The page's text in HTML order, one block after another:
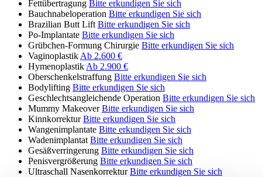
Fettübertragung Bitte erkundigen Sie sich
Bauchnabeloperation Bitte erkundigen Sie sich
Brazilian Butt Lift Bitte erkundigen Sie sich
Po-Implantate Bitte erkundigen Sie sich
Grübchen-Formung Chirurgie Bitte erkundigen Sie sich
Vaginoplastik Ab 2.600 €
Hymenoplastik Ab 2.900 €
Oberschenkelstraffung Bitte erkundigen Sie sich
Bodylifting Bitte erkundigen Sie sich
Geschlechtsangleichende Operation Bitte erkundigen Sie sich
Mummy Makeover Bitte erkundigen Sie sich
Kinnkorrektur Bitte erkundigen Sie sich
Wangenimplantate Bitte erkundigen Sie sich
Wadenimplantat Bitte erkundigen Sie sich
Gesäßverringerung Bitte erkundigen Sie sich
Penisvergrößerung Bitte erkundigen Sie sich
Ultraschall Nasenkorrektur Bitte erkundigen Sie sich